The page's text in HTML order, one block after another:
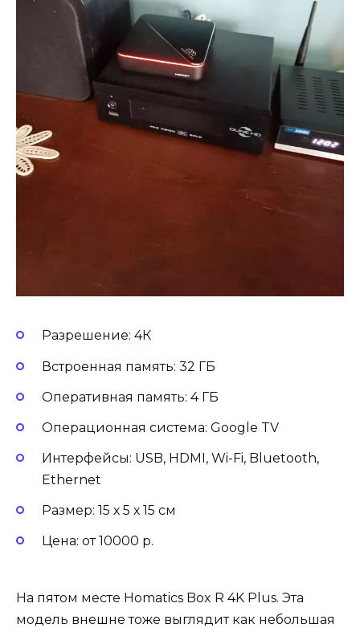
Разрешение: 4К
Встроенная память: 32 ГБ
Оперативная память: 4 ГБ
Операционная система: Google TV
Интерфейсы: USB, HDMI, Wi-Fi, Bluetooth,
Ethernet
Размер: 15 х 5 х 15 см
Цена: от 10000 р.
На пятом месте Homatics Box R 4K Plus. Эта
модель внешне тоже выглядит как небольшая